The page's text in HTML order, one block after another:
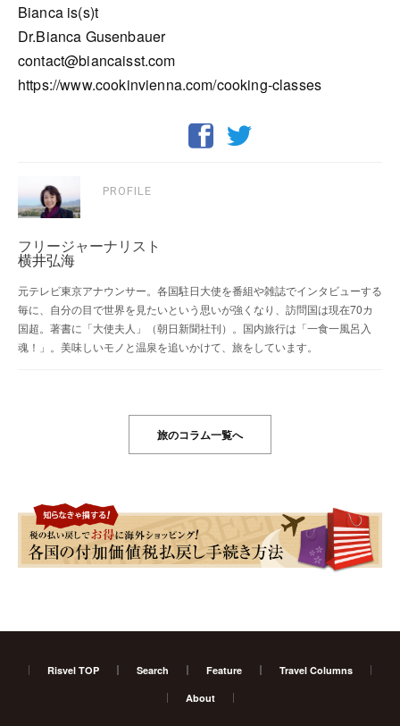
Bianca is(s)t
Dr.Bianca Gusenbauer
contact@biancaisst.com
https://www.cookinvienna.com/cooking-classes
PROFILE
フリージャーナリスト
横井弘海
元テレビ東京アナウンサー。各国駐日大使を番組や雑誌でインタビューする
毎に、自分の目で世界を見たいという思いが強くなり、訪問国は現在70カ
国超。著書に「大使夫人」（朝日新聞社刊）。国内旅行は「一食一風呂入
魂！」。美味しいモノと温泉を追いかけて、旅をしています。
旅のコラム一覧へ
Risvel TOP Search Feature Travel Columns
About